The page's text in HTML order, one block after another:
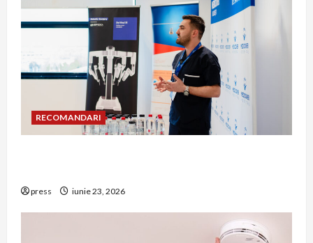
RECOMANDARI
press iunie 23, 2026